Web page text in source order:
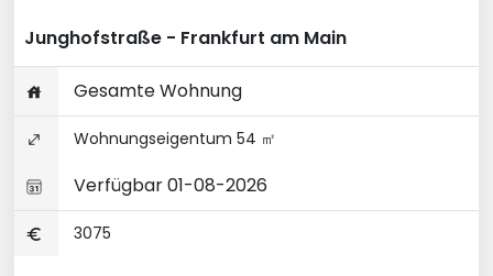
Junghofstraße - Frankfurt am Main
Gesamte Wohnung
Wohnungseigentum 54 ㎡
Verfügbar 01-08-2026
3075